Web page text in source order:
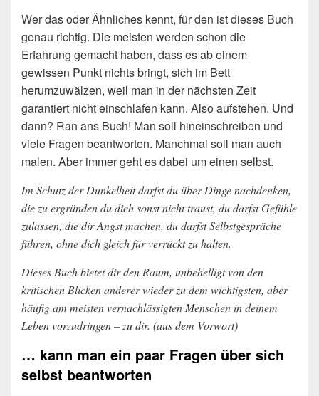
Wer das oder Ähnliches kennt, für den ist dieses Buch
genau richtig. Die meisten werden schon die
Erfahrung gemacht haben, dass es ab einem
gewissen Punkt nichts bringt, sich im Bett
herumzuwälzen, weil man in der nächsten Zeit
garantiert nicht einschlafen kann. Also aufstehen. Und
dann? Ran ans Buch! Man soll hineinschreiben und
viele Fragen beantworten. Manchmal soll man auch
malen. Aber immer geht es dabei um einen selbst.
Im Schutz der Dunkelheit darfst du über Dinge nachdenken,
die zu ergründen du dich sonst nicht traust, du darfst Gefühle
zulassen, die dir Angst machen, du darfst Selbstgespräche
führen, ohne dich gleich für verrückt zu halten.
Dieses Buch bietet dir den Raum, unbehelligt von den
kritischen Blicken anderer wieder zu dem wichtigsten, aber
häufig am meisten vernachlässigten Menschen in deinem
Leben vorzudringen – zu dir. (aus dem Vorwort)
… kann man ein paar Fragen über sich
selbst beantworten